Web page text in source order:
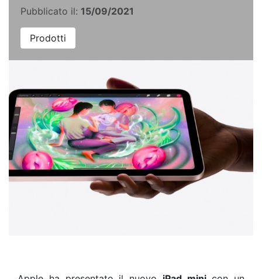
Pubblicato il: 15/09/2021
Prodotti